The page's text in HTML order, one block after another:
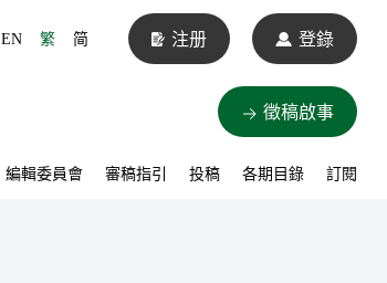
EN 繁 简 注册 登錄
徵稿啟事
編輯委員會 審稿指引 投稿 各期目錄 訂閱